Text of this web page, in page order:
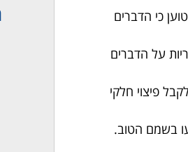
כי הדברים
על הדברים
פיצוי חלקי
בשמם הטוב.